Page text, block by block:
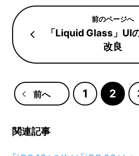
「Liquid Glass」UI
改良
前へ 1 2
関連記事